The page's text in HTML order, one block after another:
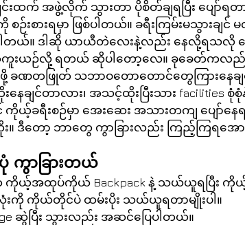
ျင်းထက် အဖွဲ့လိုက် သွားတာ ပိုစိတ်ချရပြီး ပျော်ရ
စားရမှာ ဖြစ်ပါတယ်။ ခရီးကြမ်းမသွားချင် မ
ါတယ်။ ဒါဆို ယာယီတဲလေးနဲ့လည်း နေလို့ရသလို ပေ
ကူးယဉ်လို့ ရတယ် ဆိုပါတော့လေ။ ခုခေတ်ကလည်
ခဏတဖြုတ် သဘာဝတောတောင်တွေကြားနေချ
ချင်တာလား၊ အသင့်ထိုးပြီးသား facilities စုံစုံ
ကိုယ့်ခရီးစဉ်မှာ အေးဆေး အသားတကျ ပျော်နေ
။ ဒီတော့ ဘာတွေ ကွာခြားလည်း ကြည့်ကြရအေ
ကွာခြားတယ်
ကိုယ့်အထုပ်ကိုယ် Backpack နဲ့ သယ်ယူရပြီး ကိုယ့်
ကိုယ်တိုင်ပဲ ထမ်းပိုး သယ်ယူရတာမျိုးပါ။
ဆွဲပြီး သွားလည်း အဆင်ပြေပါတယ်။